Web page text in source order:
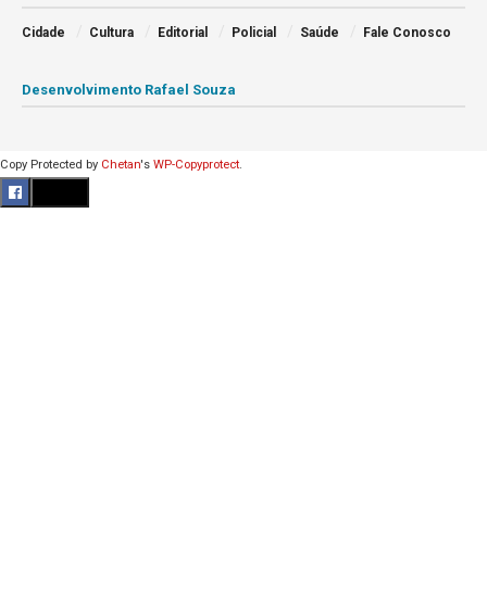
Cidade Cultura Editorial Policial Saúde Fale Conosco
Desenvolvimento Rafael Souza
Copy Protected by Chetan's WP-Copyprotect.